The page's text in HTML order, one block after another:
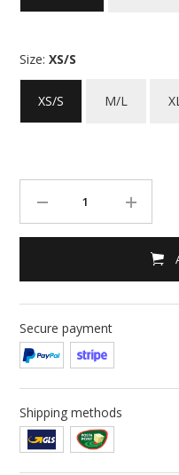
Size: XS/S
XS/S M/L
Secure payment
Shipping methods